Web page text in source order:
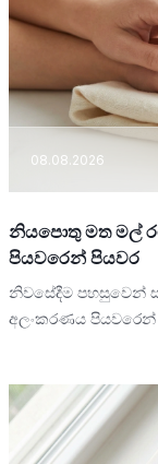
08.08.2026
නියපොතු මත මල්
පියවරෙන් පියවර
නිවසේදීම පහසුවෙන්
අලංකරණය